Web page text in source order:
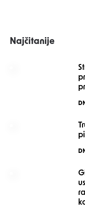
Najčitanije